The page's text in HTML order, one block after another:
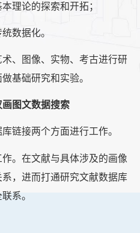
理论的探索和开拓；
数据化。
、图像、实物、考古进行研
基础研究和实验。
图文数据搜索
链接两个方面进行工作。
。在文献与具体涉及的画像
，进而打通研究文献数据库
系。